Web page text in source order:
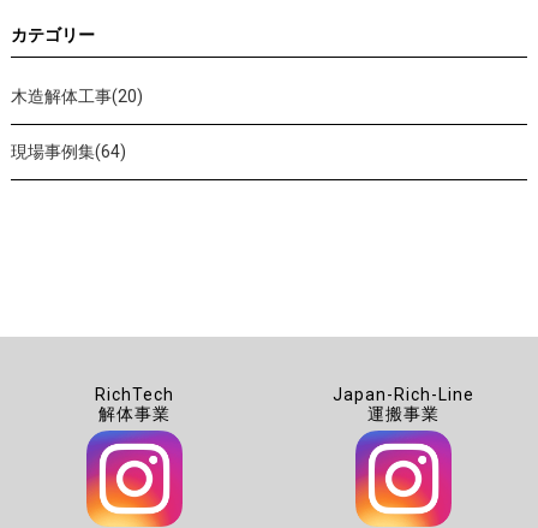
カテゴリー
木造解体工事(20)
現場事例集(64)
RichTech
解体事業
Japan-Rich-Line
運搬事業